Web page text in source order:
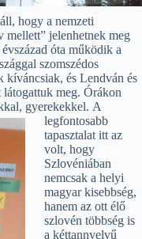
hogy a nemzeti
mellett” jelenhetnek meg
óta működik a
szomszédos
és Lendván és
meg. Órákon
gyerekekkel. A
legfontosabb
tapasztalat itt az
volt, hogy
Szlovéniában
nemcsak a helyi
magyar kisebbség,
hanem az ott élő
szlovén többség is
a kéttannyelvű